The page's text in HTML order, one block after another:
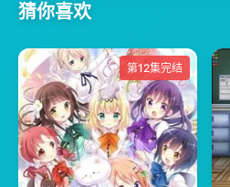
猜你喜欢
第12集完结